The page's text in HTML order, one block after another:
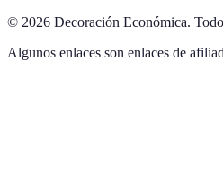
© 2026 Decoración Económica.
Algunos enlaces son enlaces de